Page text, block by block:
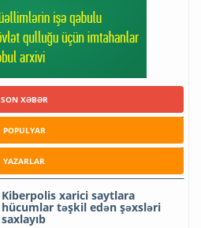
SON XƏBƏR
POPULYAR
YAZARLAR
Kiberpolis xarici saytlara
hücumlar təşkil edən şəxsləri
saxlayıb